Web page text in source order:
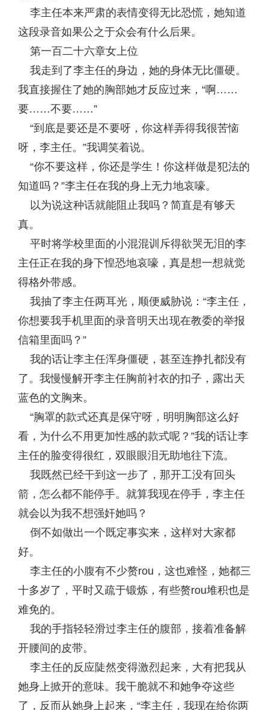
李主任本来严肃的表情变得无比恐慌，她知道
这段录音如果公之于众会有什么后果。
第一百二十六章女上位
我走到了李主任的身边，她的身体无比僵硬。
我直接握住了她的胸部她才反应过来，“啊……
要……不要……”
“到底是要还是不要呀，你这样弄得我很苦恼
呀，李主任。”我调笑着说。
“你不要这样，你还是学生！你这样做是犯法的
知道吗？”李主任在我的身上无力地哀嚎。
以为说这种话就能阻止我吗？简直是有够天
真。
平时将学校里面的小混混训斥得欲哭无泪的李
主任正在我的身下惶恐地哀嚎，真是想一想就觉
得格外带感。
我抽了李主任两耳光，顺便威胁说：“李主任，
你想要我手机里面的录音明天出现在教委的举报
信箱里面吗？”
我的话让李主任浑身僵硬，甚至连挣扎都没有
了。我慢慢解开李主任胸前衬衣的扣子，露出天
蓝色的文胸来。
“胸罩的款式还真是保守呀，明明胸部这么好
看，为什么不用更加性感的款式呢？”我的话让李
主任的脸变得很红，双眼眼泪无助地往下流。
我既然已经干到这一步了，那开工没有回头
箭，怎么都不能停手。就算我现在停手，李主任
就会以为我不想强奸她吗？
倒不如做出一个既定事实来，这样对大家都
好。
李主任的小腹有不少赘rou，这也难怪，她都三
十多岁了，平时又疏于锻炼，有些赘rou堆积也是
难免的。
我的手指轻轻滑过李主任的腹部，接着准备解
开腰间的皮带。
李主任的反应陡然变得激烈起来，大有把我从
她身上掀开的意味。我干脆就不和她争夺这些
了，反而从她身上起来，“李主任，我现在给你两